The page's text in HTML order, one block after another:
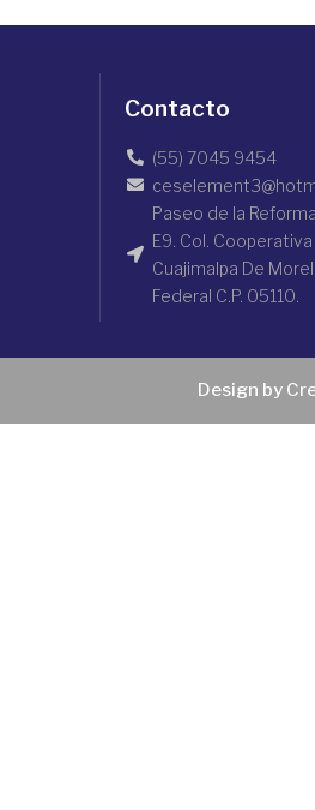
Contacto
(55) 7045 9454
Paseo de la
E9. Col.
Cuajimalpa De
Federal C.P. 05110.
Design by